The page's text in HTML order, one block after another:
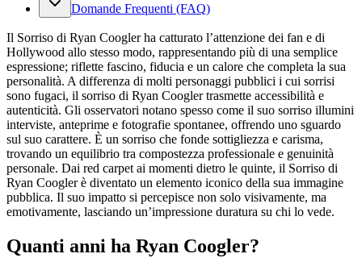
Domande Frequenti (FAQ)
Il Sorriso di Ryan Coogler ha catturato l’attenzione dei fan e di
Hollywood allo stesso modo, rappresentando più di una semplice
espressione; riflette fascino, fiducia e un calore che completa la sua
personalità. A differenza di molti personaggi pubblici i cui sorrisi
sono fugaci, il sorriso di Ryan Coogler trasmette accessibilità e
autenticità. Gli osservatori notano spesso come il suo sorriso illumini
interviste, anteprime e fotografie spontanee, offrendo uno sguardo
sul suo carattere. È un sorriso che fonde sottigliezza e carisma,
trovando un equilibrio tra compostezza professionale e genuinità
personale. Dai red carpet ai momenti dietro le quinte, il Sorriso di
Ryan Coogler è diventato un elemento iconico della sua immagine
pubblica. Il suo impatto si percepisce non solo visivamente, ma
emotivamente, lasciando un’impressione duratura su chi lo vede.
Quanti anni ha Ryan Coogler?